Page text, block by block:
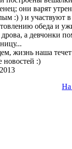
они варят
:) ) и участвуют
обеда и
а девчонки
жизнь наша
новостей :)
На